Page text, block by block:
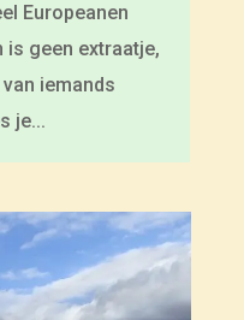
Europeanen
is geen extraatje,
iemands
je...